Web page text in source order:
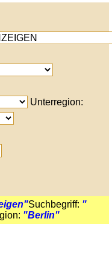
Unterregion:
Suchbegriff: "
"Berlin"